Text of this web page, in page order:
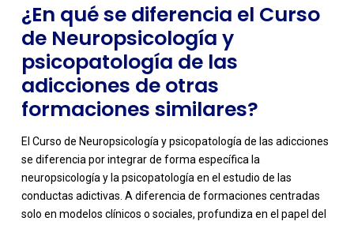
¿En qué se diferencia el Curso
de Neuropsicología y
psicopatología de las
adicciones de otras
formaciones similares?
El Curso de Neuropsicología y psicopatología de las adicciones
se diferencia por integrar de forma específica la
neuropsicología y la psicopatología en el estudio de las
conductas adictivas. A diferencia de formaciones centradas
solo en modelos clínicos o sociales, profundiza en el papel del